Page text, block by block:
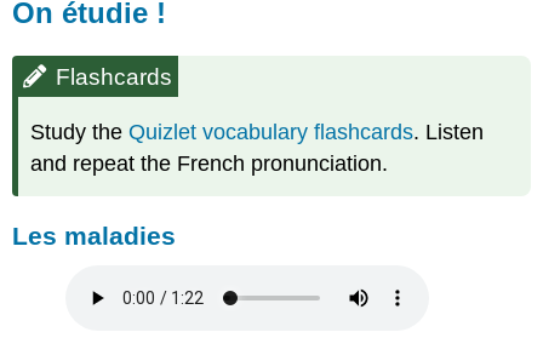
avec
Expressions
avec
être
Expressions
avec
D’autres
se
On étudie !
Flashcards
Study theQuizlet vocabulary flashcards. Listen
and repeat the French pronunciation.
Les maladies